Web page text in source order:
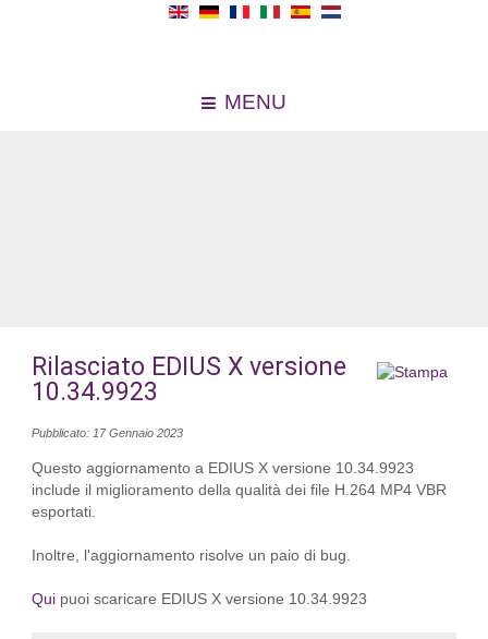
MENU
Rilasciato EDIUS X versione
10.34.9923
Pubblicato: 17 Gennaio 2023
Questo aggiornamento a EDIUS X versione 10.34.9923
include il miglioramento della qualità dei file H.264 MP4 VBR
esportati.
Inoltre, l'aggiornamento risolve un paio di bug.
Qui puoi scaricare EDIUS X versione 10.34.9923